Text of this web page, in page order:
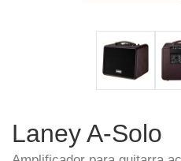
Laney A-Solo